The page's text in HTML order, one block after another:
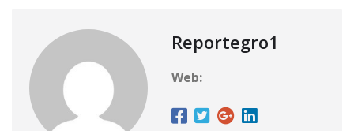
Reportegro1
Web: